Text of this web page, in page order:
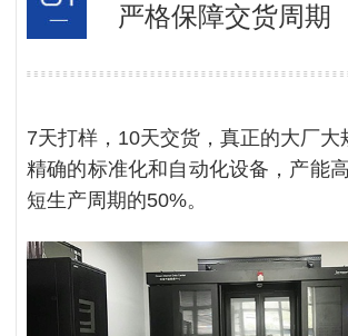
严格保障交货周期
7天打样，10天交货，真正的大厂大
精确的标准化和自动化设备，产能
短生产周期的50%。